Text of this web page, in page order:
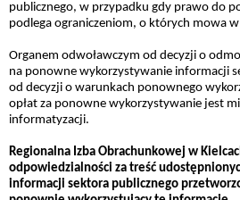
publicznego, w przypadku gdy prawo do
podlega ograniczeniom, o których mowa
Organem odwoławczym od decyzji o
na ponowne wykorzystywanie informacji
od decyzji o warunkach ponownego
opłat za ponowne wykorzystywanie jest
informatyzacji.
Regionalna Izba Obrachunkowej w
odpowiedzialności za treść
informacji sektora publicznego